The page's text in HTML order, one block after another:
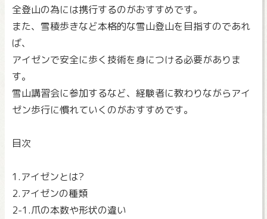
全登山の為には携行するのがおすすめです。
また、雪稜歩きなど本格的な雪山登山を目指すのであれ
ば、
アイゼンで安全に歩く技術を身につける必要がありま
す。
雪山講習会に参加するなど、経験者に教わりながらアイ
ゼン歩行に慣れていくのがおすすめです。
目次
1.アイゼンとは?
2.アイゼンの種類
2-1.爪の本数や形状の違い